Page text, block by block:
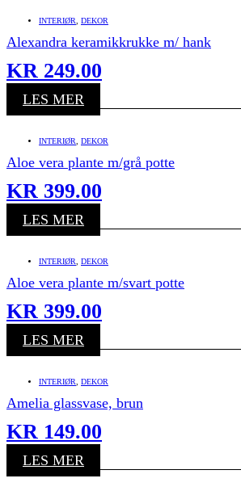
INTERIØR DEKOR
Alexandra keramikkrukke m/ hank
KR 249.00
LES MER
INTERIØR DEKOR
Aloe vera plante m/grå potte
KR 399.00
LES MER
INTERIØR DEKOR
Aloe vera plante m/svart potte
KR 399.00
LES MER
INTERIØR DEKOR
Amelia glassvase, brun
KR 149.00
LES MER